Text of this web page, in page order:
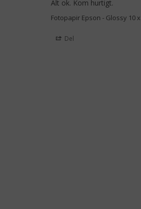
Alt ok. Kom hurtigt.
Fotopapir Epson - Glossy 10
Del